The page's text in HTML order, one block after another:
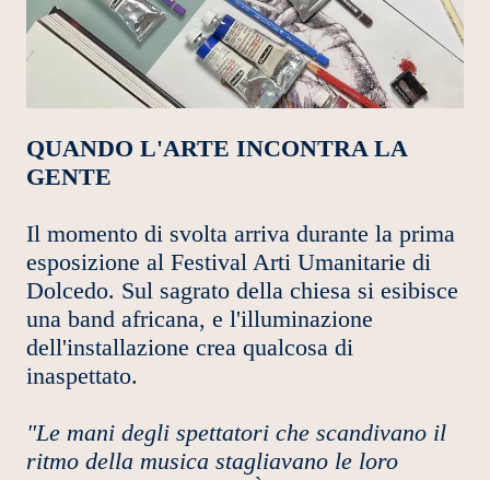
QUANDO L'ARTE INCONTRA LA
GENTE
Il momento di svolta arriva durante la prima
esposizione al Festival Arti Umanitarie di
Dolcedo. Sul sagrato della chiesa si esibisce
una band africana, e l'illuminazione
dell'installazione crea qualcosa di
inaspettato.
"Le mani degli spettatori che scandivano il
ritmo della musica stagliavano le loro